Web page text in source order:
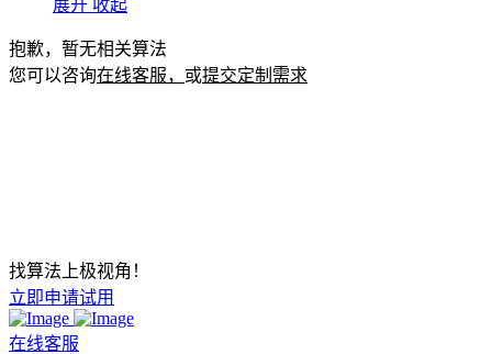
展开 收起
抱歉，暂无相关算法
您可以咨询在线客服， 或提交定制需求
找算法上极视角！
立即申请试用
在线客服